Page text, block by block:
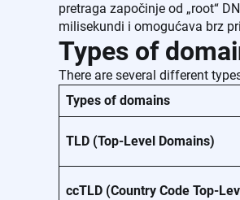
pretraga započinje od „root“
milisekundi i omogućava brz
Types of
There are several different
Types of domains
TLD (Top-Level Domains)
ccTLD (Country Code Top-